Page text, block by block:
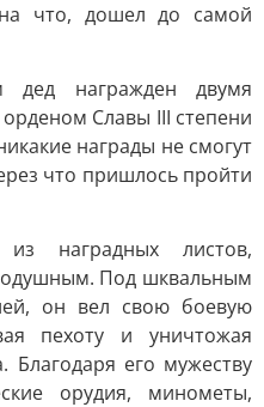
что, дошел до самой
награжден двумя
Славы III степени
награды не смогут
что пришлось пройти
наградных листов,
Под шквальным
он вел свою боевую
пехоту и уничтожая
Благодаря его мужеству
орудия, минометы,